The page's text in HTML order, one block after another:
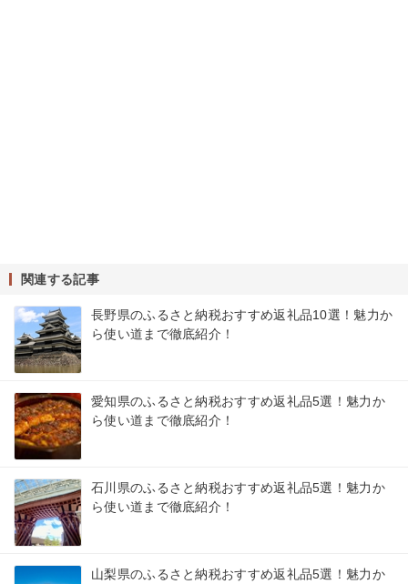
関連する記事
長野県のふるさと納税おすすめ返礼品10選！魅力か
ら使い道まで徹底紹介！
愛知県のふるさと納税おすすめ返礼品5選！魅力か
ら使い道まで徹底紹介！
石川県のふるさと納税おすすめ返礼品5選！魅力か
ら使い道まで徹底紹介！
山梨県のふるさと納税おすすめ返礼品5選！魅力か